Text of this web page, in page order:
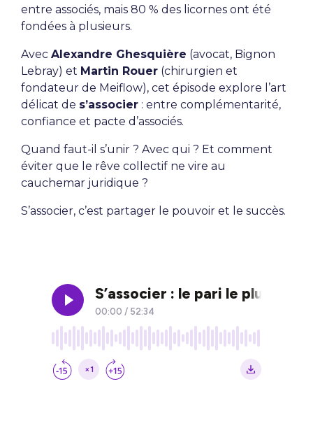
entre associés, mais 80 % des licornes ont été
fondées à plusieurs.
Avec Alexandre Ghesquière (avocat, Bignon
Lebray) et Martin Rouer (chirurgien et
fondateur de Meiflow), cet épisode explore l’art
délicat de s’associer : entre complémentarité,
confiance et pacte d’associés.
Quand faut-il s’unir ? Avec qui ? Et comment
éviter que le rêve collectif ne vire au
cauchemar juridique ?
S’associer, c’est partager le pouvoir et le succès.
Écouter le podcast de l'épisode